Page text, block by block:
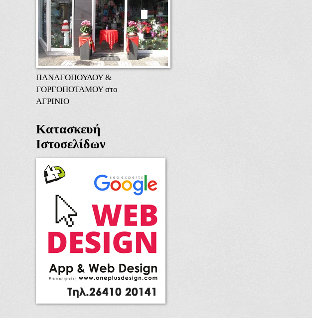
ΠΑΝΑΓΟΠΟΥΛΟΥ &
ΓΟΡΓΟΠΟΤΑΜΟΥ στο
ΑΓΡΙΝΙΟ
Κατασκευή
Ιστοσελίδων